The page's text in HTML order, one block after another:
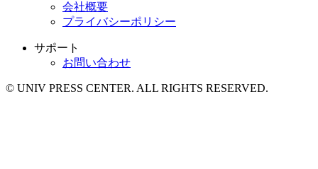
会社概要
プライバシーポリシー
サポート
お問い合わせ
© UNIV PRESS CENTER. ALL RIGHTS RESERVED.